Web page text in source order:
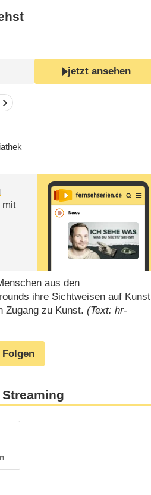
jetzt ansehen
mit
aus den
ihre Sichtweisen auf Kunst
Zugang zu Kunst.(Text: hr-